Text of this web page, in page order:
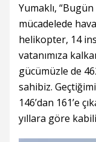
Yumaklı,
mücadelede
helikopter, 14
vatanımıza
gücümüzle de
sahibiz.
146’dan 161’e
yıllara göre